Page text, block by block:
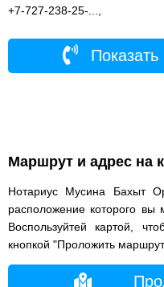
+7-727-238-25-...,
Маршрут и адрес на
Нотариус Мусина Бахыт
расположение которого вы
Воспользуйтей картой,
кнопкой "Проложить